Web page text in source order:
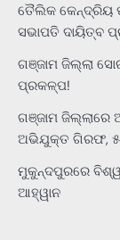
ତୈଲିକ କେନ୍ଦ୍ରିୟ
ସଭାପତି ଦାୟିତ୍ବ
ଗଞ୍ଜାମ ଜିଲ୍ଲା
ପ୍ରକଳ୍ପ!
ଗଞ୍ଜାମ
ଅଭିଯୁକ୍ତ ଗିରଫ,
ମୁକୁନ୍ଦପୁରରେ ବିଶ୍ୱ
ଆହ୍ୱାନ